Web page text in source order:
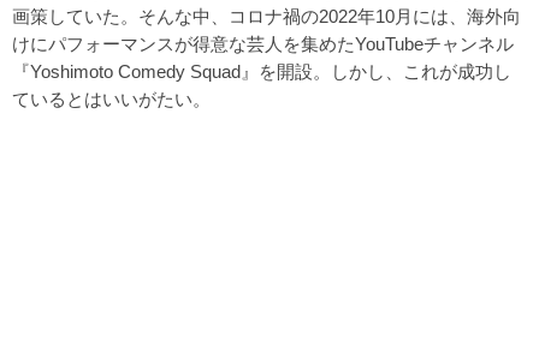
画策していた。そんな中、コロナ禍の2022年10月には、海外向
けにパフォーマンスが得意な芸人を集めたYouTubeチャンネル
『Yoshimoto Comedy Squad』を開設。しかし、これが成功し
ているとはいいがたい。